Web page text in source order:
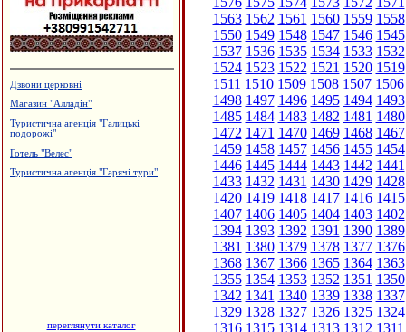
Дзвони церковні
Магазин "Алладін"
Туристична агенція "Галицькі
подорожі"
Готель "Велес"
Туристична агенція "Гарячі тури"
переглянути каталог
1563 1562 1561 1560 1559 1558
1550 1549 1548 1547 1546 1545
1537 1536 1535 1534 1533 1532
1524 1523 1522 1521 1520 1519
1511 1510 1509 1508 1507 1506
1498 1497 1496 1495 1494 1493
1485 1484 1483 1482 1481 1480
1472 1471 1470 1469 1468 1467
1459 1458 1457 1456 1455 1454
1446 1445 1444 1443 1442 1441
1433 1432 1431 1430 1429 1428
1420 1419 1418 1417 1416 1415
1407 1406 1405 1404 1403 1402
1394 1393 1392 1391 1390 1389
1381 1380 1379 1378 1377 1376
1368 1367 1366 1365 1364 1363
1355 1354 1353 1352 1351 1350
1342 1341 1340 1339 1338 1337
1329 1328 1327 1326 1325 1324
1316 1315 1314 1313 1312 1311